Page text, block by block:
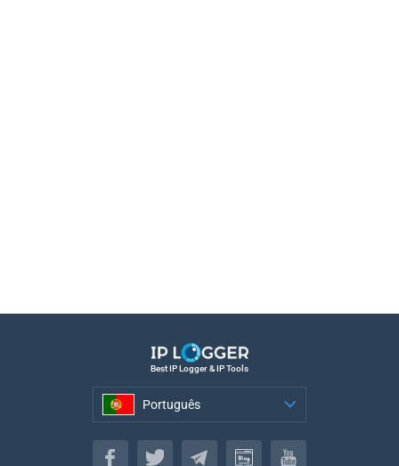
Best IP Logger & IP Tools
Português
Português